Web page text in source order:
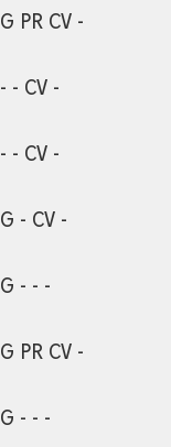
G PR CV -
- - CV -
- - CV -
G - CV -
G - - -
G PR CV -
G - - -